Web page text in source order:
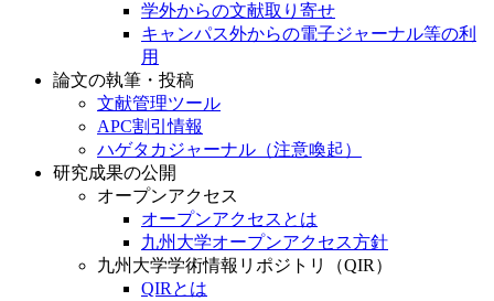
学外からの文献取り寄せ
キャンパス外からの電子ジャーナル等の利
用
論文の執筆・投稿
文献管理ツール
APC割引情報
ハゲタカジャーナル（注意喚起）
研究成果の公開
オープンアクセス
オープンアクセスとは
九州大学オープンアクセス方針
九州大学学術情報リポジトリ（QIR）
QIRとは